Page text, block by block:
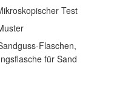
Test
Flaschen,
für Sand